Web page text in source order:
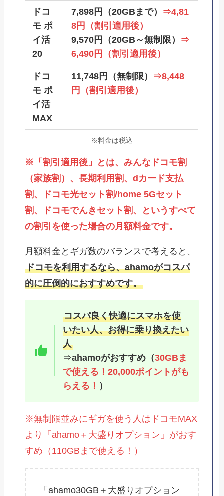
ドコ
モ ポ
イ活
20
7,898円（20GBまで）
⇒4,81
8円（割引適用後）
9,570円（20GB～無制限）
⇒
6,490円（割引適用後）
ドコ
モ ポ
イ活
MAX
11,748円（無制限）
⇒8,448
円（割引適用後）
※料金は税込
※「割引適用後」とは、みんなドコモ割
（家族割）、長期利用割、dカード支払
割、ドコモ光セット割/home 5Gセット
割、ドコモでんきセット割、というすべて
の割引を使った場合の月額料金です。
月額料金とギガ数のバランスで考えると、
ドコモを利用するなら、ahamoがコスパ
的に圧倒的におすすめです。
コスパ良く快適にスマホを使
いたい人、お得に乗り換えたい
人
⇒ahamoがおすすめ（30GBま
で使える！20,000ポイントがも
らえる！ ）
※無制限並みにギガを使う人はドコモMAX
より「ahamo＋大盛りオプション」がおす
すめ（110GBまで使える！）
「ahamo30GB＋大盛りオプション